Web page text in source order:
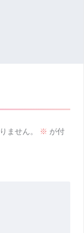
ません。 ※ が付